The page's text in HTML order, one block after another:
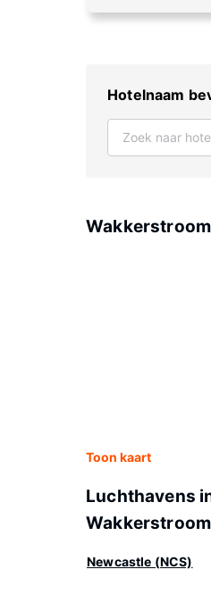
Hotelnaam
Toon kaart
Luchthavens
Wakkerstroom
Newcastle (NCS)